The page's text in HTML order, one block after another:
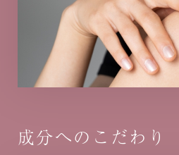
成分への こだわり